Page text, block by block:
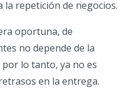
la repetición de negocios.
oportuna, de
no depende de la
lo tanto, ya no es
en la entrega.